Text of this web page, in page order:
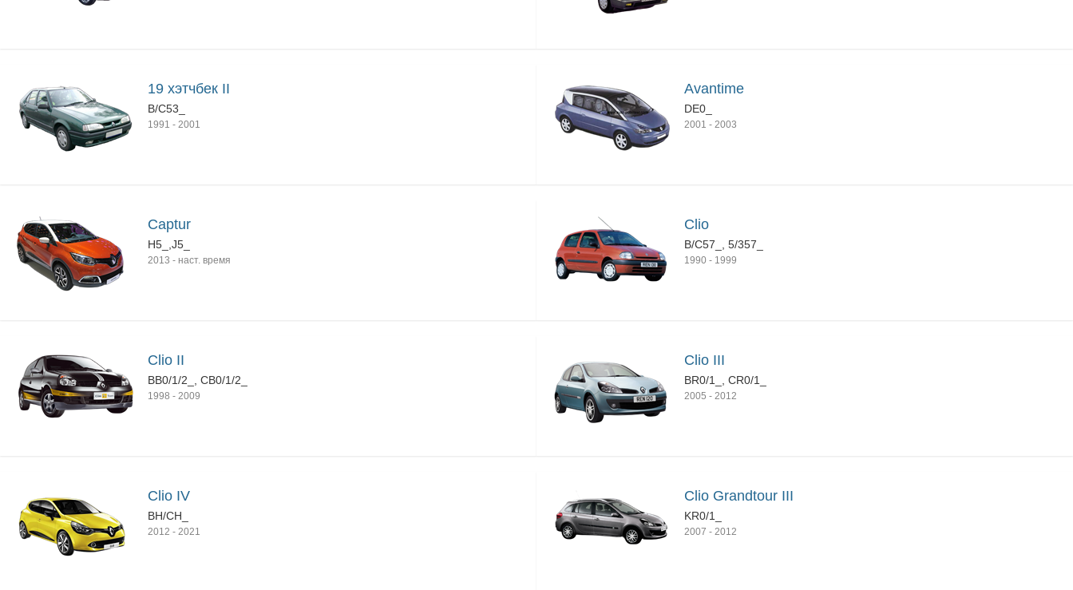
19 хэтчбек II
B/C53_
1991 - 2001
Avantime
DE0_
2001 - 2003
Captur
H5_,J5_
2013 - наст. время
Clio
B/C57_, 5/357_
1990 - 1999
Clio II
BB0/1/2_, CB0/1/2_
1998 - 2009
Clio III
BR0/1_, CR0/1_
2005 - 2012
Clio IV
BH/CH_
2012 - 2021
Clio Grandtour III
KR0/1_
2007 - 2012